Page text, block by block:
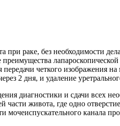
при раке, без необходимости
четкого изображения
2 дня, и удаление
диагностики и сдачи всех
части живота, где одно
мочеиспускательного канала